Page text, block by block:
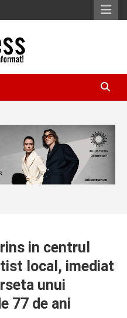
in centrul
local, imediat
unui
77 de ani